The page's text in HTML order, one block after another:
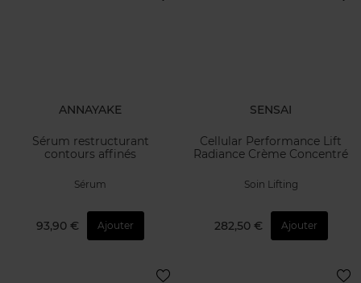
ANNAYAKE
Sérum restructurant
contours affinés
Sérum
93,90 € Ajouter
SENSAI
Cellular Performance Lift
Radiance Crème Concentré
Soin Lifting
282,50 € Ajouter